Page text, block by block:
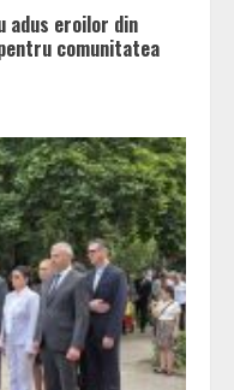
adus eroilor din
comunitatea